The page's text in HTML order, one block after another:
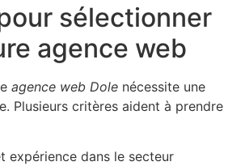
sélectionner
agence web
agence web Dole nécessite une
Plusieurs critères aident à prendre
expérience dans le secteur